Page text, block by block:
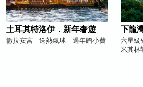
土耳其特洛伊．新年奢遊
徹拉安宮｜送熱氣球｜過年贈小費
下龍
六星級
米其林